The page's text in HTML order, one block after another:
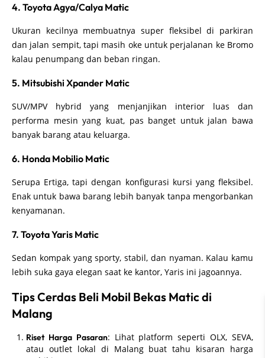
4. Toyota Agya/Calya Matic
Ukuran kecilnya membuatnya super fleksibel di parkiran
dan jalan sempit, tapi masih oke untuk perjalanan ke Bromo
kalau penumpang dan beban ringan.
5. Mitsubishi Xpander Matic
SUV/MPV hybrid yang menjanjikan interior luas dan
performa mesin yang kuat, pas banget untuk jalan bawa
banyak barang atau keluarga.
6. Honda Mobilio Matic
Serupa Ertiga, tapi dengan konfigurasi kursi yang fleksibel.
Enak untuk bawa barang lebih banyak tanpa mengorbankan
kenyamanan.
7. Toyota Yaris Matic
Sedan kompak yang sporty, stabil, dan nyaman. Kalau kamu
lebih suka gaya elegan saat ke kantor, Yaris ini jagoannya.
Tips Cerdas Beli Mobil Bekas Matic di
Malang
Riset Harga Pasaran: Lihat platform seperti OLX, SEVA,
atau outlet lokal di Malang buat tahu kisaran harga